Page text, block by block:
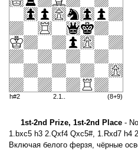
h#2 2.1.. (8+9)
1st-2nd Prize, 1st-2nd Place -
1.bxc5 h3 2.Qxf4 Qxc5#, 1.Rxd7 h4
Включая белого ферзя, чёрные